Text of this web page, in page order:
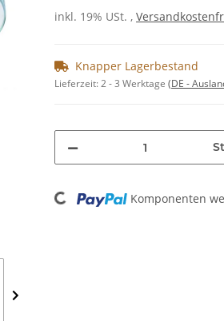
inkl. 19% USt. ,
Knapper Lagerbestand
Lieferzeit:2 - 3 Werktage (DE -
Loading... Komponenten